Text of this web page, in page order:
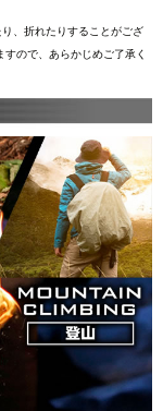
、折れたりすることがござ
ので、あらかじめご了承く